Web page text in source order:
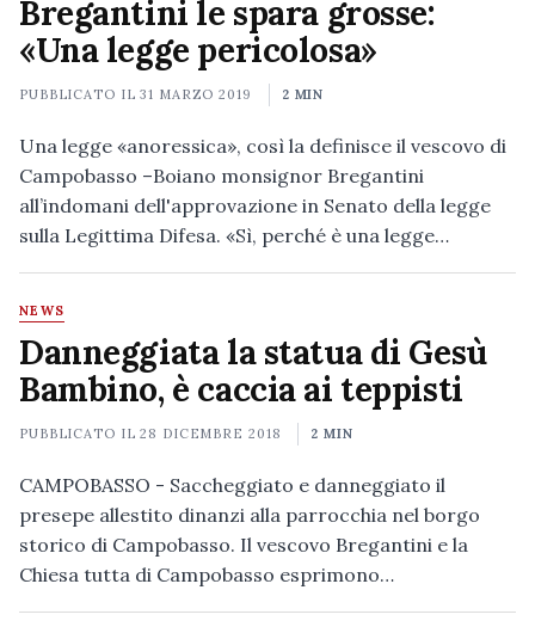
Bregantini le spara grosse:
«Una legge pericolosa»
PUBBLICATO IL31 MARZO 2019 2 MIN
Una legge «anoressica», così la definisce il vescovo di
Campobasso –Boiano monsignor Bregantini
all’indomani dell'approvazione in Senato della legge
sulla Legittima Difesa. «Sì, perché è una legge…
NEWS
Danneggiata la statua di Gesù
Bambino, è caccia ai teppisti
PUBBLICATO IL28 DICEMBRE 2018 2 MIN
CAMPOBASSO - Saccheggiato e danneggiato il
presepe allestito dinanzi alla parrocchia nel borgo
storico di Campobasso. Il vescovo Bregantini e la
Chiesa tutta di Campobasso esprimono…